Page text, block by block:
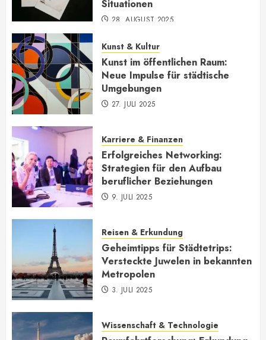
Situationen
28. AUGUST 2025
Kunst & Kultur
Kunst im öffentlichen Raum:
Neue Impulse für städtische
Umgebungen
27. JULI 2025
Karriere & Finanzen
Erfolgreiches Networking:
Strategien für den Aufbau
beruflicher Beziehungen
9. JULI 2025
Reisen & Erkundung
Geheimtipps für Städtetrips:
Versteckte Juwelen in bekannten
Metropolen
3. JULI 2025
Wissenschaft & Technologie